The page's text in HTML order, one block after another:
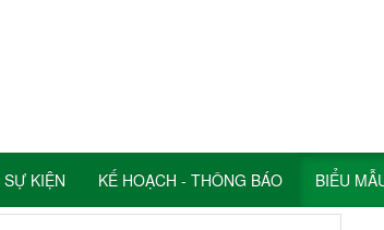
KIỆN KẾ HOẠCH - THÔNG BÁO BIỂU